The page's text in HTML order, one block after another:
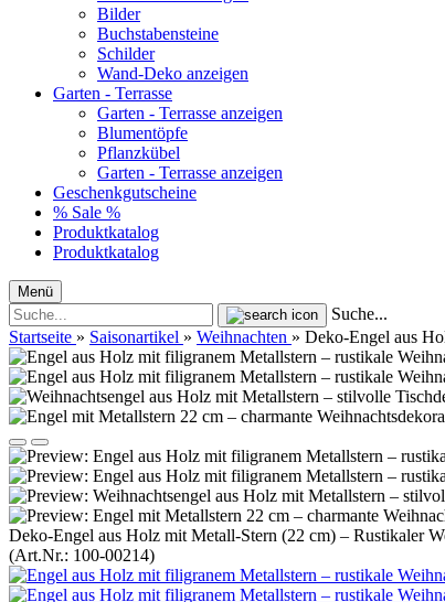
Bilder
Buchstabensteine
Schilder
Wand-Deko anzeigen
Garten - Terrasse
Garten - Terrasse anzeigen
Blumentöpfe
Pflanzkübel
Garten - Terrasse anzeigen
Geschenkgutscheine
% Sale %
Produktkatalog
Produktkatalog
Menü
Suche...
Startseite » Saisonartikel » Weihnachten » Deko-Engel aus
Deko-Engel aus Holz mit Metall-Stern (22 cm) – Rustikaler
(Art.Nr.: 100-00214)